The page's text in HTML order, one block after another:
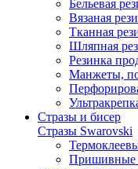
Бельевая
Вязаная
Тканная
Шляпная
Резинка
Манжеты,
Стразы и бисер
Стразы Swarovski
Пришивные